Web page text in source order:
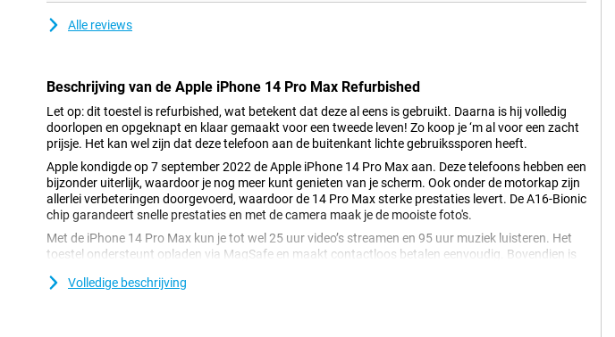
Alle reviews
Beschrijving van de Apple iPhone 14 Pro Max Refurbished
Let op: dit toestel is refurbished, wat betekent dat deze al eens is gebruikt. Daarna is hij volledig
doorlopen en opgeknapt en klaar gemaakt voor een tweede leven! Zo koop je ‘m al voor een zacht
prijsje. Het kan wel zijn dat deze telefoon aan de buitenkant lichte gebruikssporen heeft.
Apple kondigde op 7 september 2022 de Apple iPhone 14 Pro Max aan. Deze telefoons hebben een
bijzonder uiterlijk, waardoor je nog meer kunt genieten van je scherm. Ook onder de motorkap zijn
allerlei verbeteringen doorgevoerd, waardoor de 14 Pro Max sterke prestaties levert. De A16-Bionic
chip garandeert snelle prestaties en met de camera maak je de mooiste foto's.
Met de iPhone 14 Pro Max kun je tot wel 25 uur video’s streamen en 95 uur muziek luisteren. Het
toestel ondersteunt opladen via MagSafe en maakt contactloos betalen eenvoudig. Bovendien is
Volledige beschrijving